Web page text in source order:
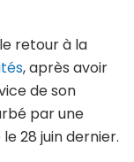
retour à la
, après avoir
de son
par une
28 juin dernier.